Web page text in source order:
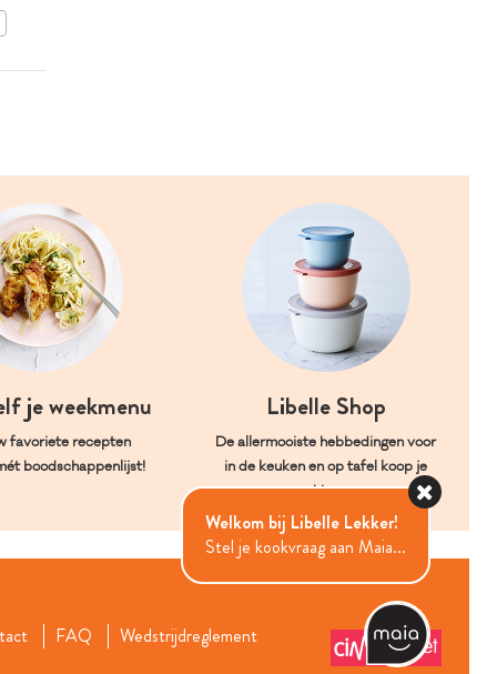
je weekmenu
favoriete recepten
boodschappenlijst!
Libelle Shop
De allermooiste hebbedingen voor
in de keuken en op tafel koop je
hier.
FAQ Wedstrijdreglement
Welkom bij Libelle Lekker!
Stel je kookvraag aan Maia...